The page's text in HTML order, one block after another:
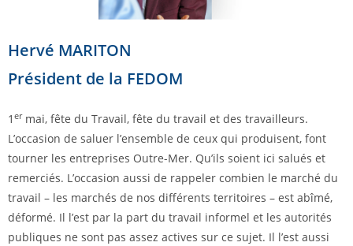
Hervé MARITON
Président de la FEDOM
1 ermai, fête du Travail, fête du travail et des travailleurs.
L’occasion de saluer l’ensemble de ceux qui produisent, font
tourner les entreprises Outre-Mer. Qu’ils soient ici salués et
remerciés. L’occasion aussi de rappeler combien le marché du
travail – les marchés de nos différents territoires – est abîmé,
déformé. Il l’est par la part du travail informel et les autorités
publiques ne sont pas assez actives sur ce sujet. Il l’est aussi